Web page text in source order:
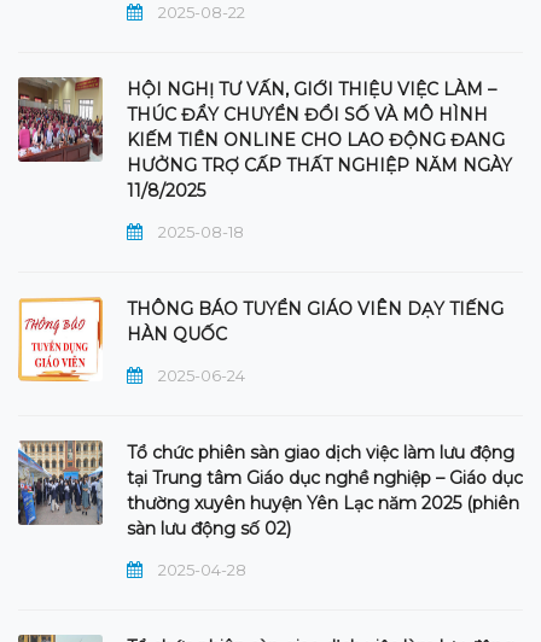
2025-08-22
HỘI NGHỊ TƯ VẤN, GIỚI THIỆU VIỆC LÀM –
THÚC ĐẨY CHUYỂN ĐỔI SỐ VÀ MÔ HÌNH
KIẾM TIỀN ONLINE CHO LAO ĐỘNG ĐANG
HƯỞNG TRỢ CẤP THẤT NGHIỆP NĂM NGÀY
11/8/2025
2025-08-18
THÔNG BÁO TUYỂN GIÁO VIÊN DẠY TIẾNG
HÀN QUỐC
2025-06-24
Tổ chức phiên sàn giao dịch việc làm lưu động
tại Trung tâm Giáo dục nghề nghiệp – Giáo dục
thường xuyên huyện Yên Lạc năm 2025 (phiên
sàn lưu động số 02)
2025-04-28